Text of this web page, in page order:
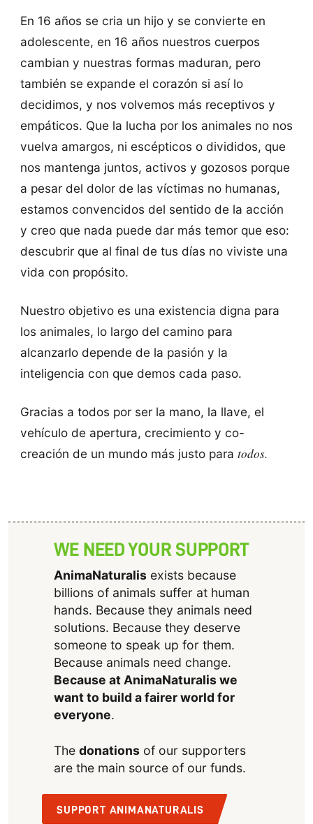
En 16 años se cria un hijo y se convierte en
adolescente, en 16 años nuestros cuerpos
cambian y nuestras formas maduran, pero
también se expande el corazón si así lo
decidimos, y nos volvemos más receptivos y
empáticos. Que la lucha por los animales no nos
vuelva amargos, ni escépticos o divididos, que
nos mantenga juntos, activos y gozosos porque
a pesar del dolor de las víctimas no humanas,
estamos convencidos del sentido de la acción
y creo que nada puede dar más temor que eso:
descubrir que al final de tus días no viviste una
vida con propósito.
Nuestro objetivo es una existencia digna para
los animales, lo largo del camino para
alcanzarlo depende de la pasión y la
inteligencia con que demos cada paso.
Gracias a todos por ser la mano, la llave, el
vehículo de apertura, crecimiento y co-
creación de un mundo más justo para todos.
WE NEED YOUR SUPPORT
AnimaNaturalisexists because
billions of animals suffer at human
hands. Because they animals need
solutions. Because they deserve
someone to speak up for them.
Because animals need change.
Because at AnimaNaturalis we
want to build a fairer world for
everyone.
The donationsof our supporters
are the main source of our funds.
SUPPORT ANIMANATURALIS